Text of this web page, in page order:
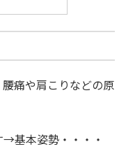
痛や肩こりなどの原
基本姿勢・・・・